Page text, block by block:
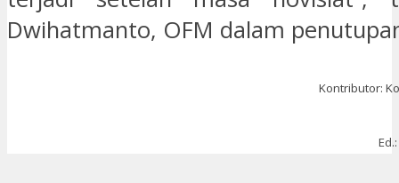
Dwihatmanto, OFM dalam
Kontributor: